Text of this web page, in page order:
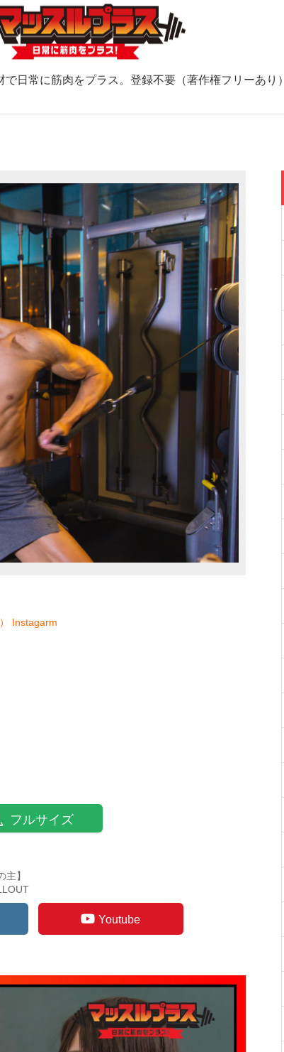
日常に筋肉をプラス。登録不要（著作権フリーあり）
Instagarm
フルサイズ
主】
Youtube